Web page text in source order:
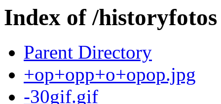
Index of /historyfotos
Parent Directory
+op+opp+o+opop.jpg
-30gif.gif